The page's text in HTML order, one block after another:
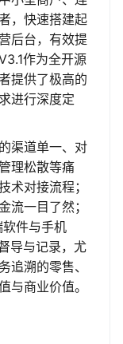
，快速搭建起
后台，有效提
作为全开源
提供了极高的
进行深度定
渠道单一、对
理松散等痛
术对接流程；
流一目了然；
件与手机
导与记录，尤
追溯的零售、
与商业价值。